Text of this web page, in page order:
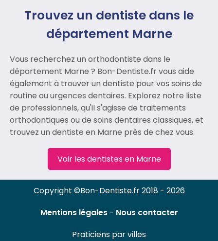
Trouvez un dentiste dans le
département Marne
Vous recherchez un orthodontiste dans le
département Marne ? Bon-Dentiste.fr vous aide
également à trouver un dentiste pour vos soins de
routine ou urgences dentaires. Explorez notre liste
de professionnels, qu'il s'agisse de traitements
orthodontiques ou de soins dentaires classiques, et
trouvez un dentiste en Marne près de chez vous.
Voir les dentistes en Marne
Copyright ©Bon-Dentiste.fr 2018 - 2026
Mentions légales- Nous contacter
Praticiens par villes